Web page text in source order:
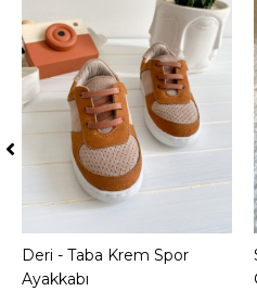
Sepete Ekle
Deri - Taba Krem Spor
Ayakkabı